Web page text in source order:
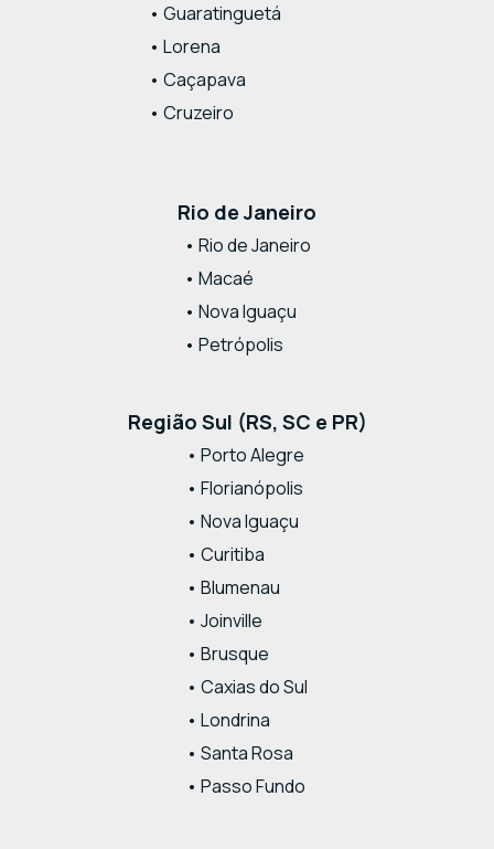
• Guaratinguetá
• Lorena
• Caçapava
• Cruzeiro
Rio de Janeiro
• Rio de Janeiro
• Macaé
• Nova Iguaçu
• Petrópolis
Região Sul (RS, SC e PR)
• Porto Alegre
• Florianópolis
• Nova Iguaçu
• Curitiba
• Blumenau
• Joinville
• Brusque
• Caxias do Sul
• Londrina
• Santa Rosa
• Passo Fundo